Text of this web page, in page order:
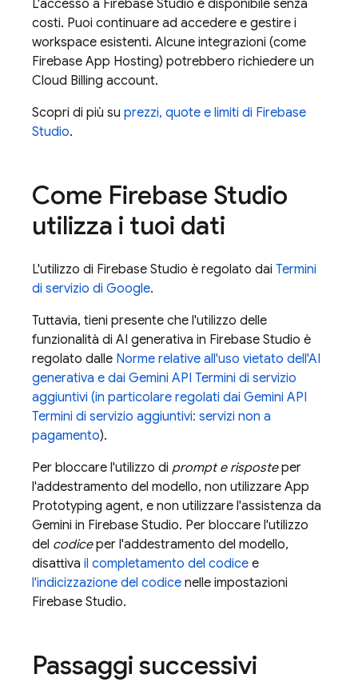
L'accesso a Firebase Studio è disponibile senza
costi. Puoi continuare ad accedere e gestire i
workspace esistenti. Alcune integrazioni (come
Firebase App Hosting) potrebbero richiedere un
Cloud Billing account.
Scopri di più su prezzi, quote e limiti di Firebase
Studio.
Come Firebase Studio
utilizza i tuoi dati
L'utilizzo di Firebase Studio è regolato dai Termini
di servizio di Google.
Tuttavia, tieni presente che l'utilizzo delle
funzionalità di AI generativa in Firebase Studio è
regolato dalle Norme relative all'uso vietato dell'AI
generativa e dai Gemini API Termini di servizio
aggiuntivi (in particolare regolati dai Gemini API
Termini di servizio aggiuntivi: servizi non a
pagamento).
Per bloccare l'utilizzo di prompt e risposteper
l'addestramento del modello, non utilizzare App
Prototyping agent, e non utilizzare l'assistenza da
Gemini in Firebase Studio. Per bloccare l'utilizzo
del codiceper l'addestramento del modello,
disattiva il completamento del codice e
l'indicizzazione del codice nelle impostazioni
Firebase Studio.
Passaggi successivi